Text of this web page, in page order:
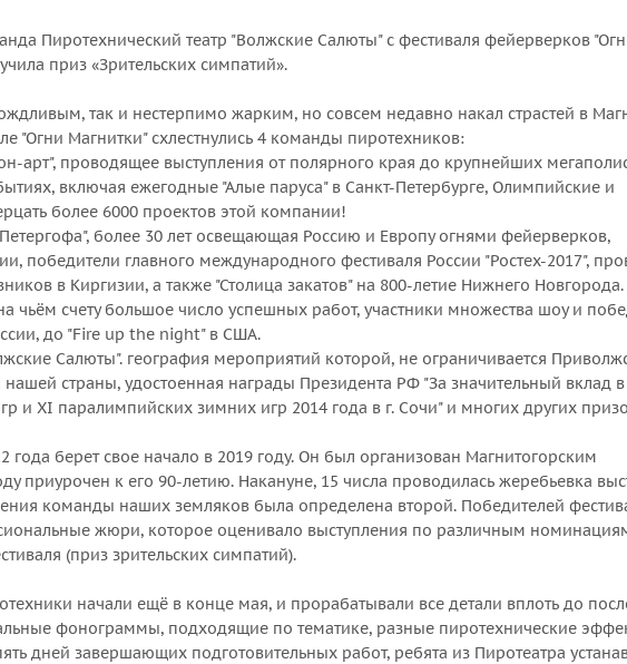
Пиротехнический театр "Волжские Салюты" с фестиваля фейерверков
приз «Зрительских симпатий».
так и нестерпимо жарким, но совсем недавно накал страстей в
"Огни Магнитки" схлестнулись 4 команды пиротехников:
арт", проводящее выступления от полярного края до крупнейших
включая ежегодные "Алые паруса" в Санкт-Петербурге, Олимпийские и
более 6000 проектов этой компании!
более 30 лет освещающая Россию и Европу огнями фейерверков,
победители главного международного фестиваля России "Ростех-2017",
в Киргизии, а также "Столица закатов" на 800-летие Нижнего Новгорода.
чьём счету большое число успешных работ, участники множества шоу и
до "Fire up the night" в США.
Салюты". география мероприятий которой, не ограничивается
нашей страны, удостоенная награды Президента РФ "За значительный вклад в
и XI паралимпийских зимних игр 2014 года в г. Сочи" и многих других
берет свое начало в 2019 году. Он был организован Магнитогорским
приурочен к его 90-летию. Накануне, 15 числа проводилась жеребьевка
команды наших земляков была определена второй. Победителей
жюри, которое оценивало выступления по различным
(приз зрительских симпатий).
начали ещё в конце мая, и прорабатывали все детали вплоть до
фонограммы, подходящие по тематике, разные пиротехнические
дней завершающих подготовительных работ, ребята из Пиротеатра